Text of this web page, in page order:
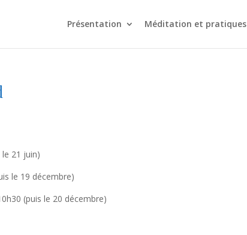
Présentation Méditation et pratiques
21 juin)
le 19 décembre)
(puis le 20 décembre)